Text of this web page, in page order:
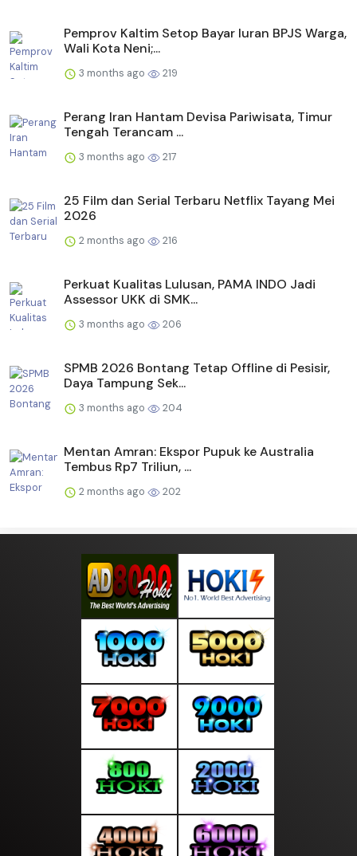
Pemprov Kaltim Setop Bayar Iuran BPJS Warga,
Wali Kota Neni;...
3 months ago 219
Perang Iran Hantam Devisa Pariwisata, Timur
Tengah Terancam ...
3 months ago 217
25 Film dan Serial Terbaru Netflix Tayang Mei
2026
2 months ago 216
Perkuat Kualitas Lulusan, PAMA INDO Jadi
Assessor UKK di SMK...
3 months ago 206
SPMB 2026 Bontang Tetap Offline di Pesisir,
Daya Tampung Sek...
3 months ago 204
Mentan Amran: Ekspor Pupuk ke Australia
Tembus Rp7 Triliun, ...
2 months ago 202